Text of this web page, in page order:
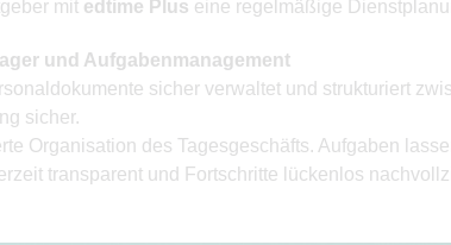
mit edtime Plus eine regelmäßige
und Aufgabenmanagement
sicher verwaltet und strukturiert
sicher.
Organisation des Tagesgeschäfts. Aufgaben
transparent und Fortschritte lückenlos